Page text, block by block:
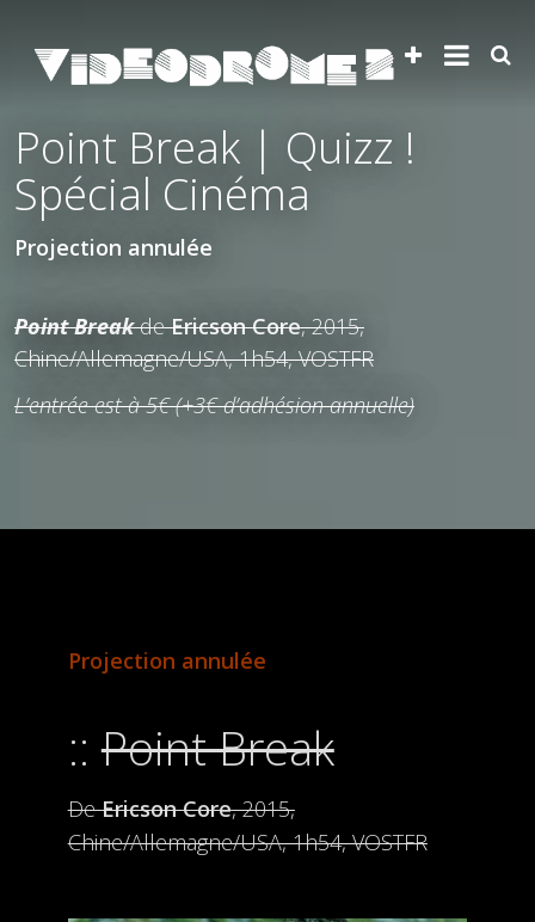
Point Break | Quizz !
Spécial Cinéma
Projection annulée
Point BreakdeEricson Core, 2015,
Chine/Allemagne/USA, 1h54, VOSTFR
L’entrée est à 5€ (+3€ d’adhésion annuelle)
Projection annulée
Point Break
DeEricson Core, 2015,
Chine/Allemagne/USA, 1h54, VOSTFR